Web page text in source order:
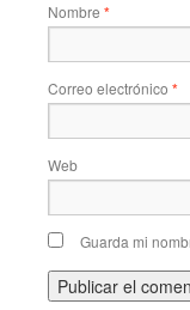
Nombre *
Correo electrónico *
Web
Guarda mi